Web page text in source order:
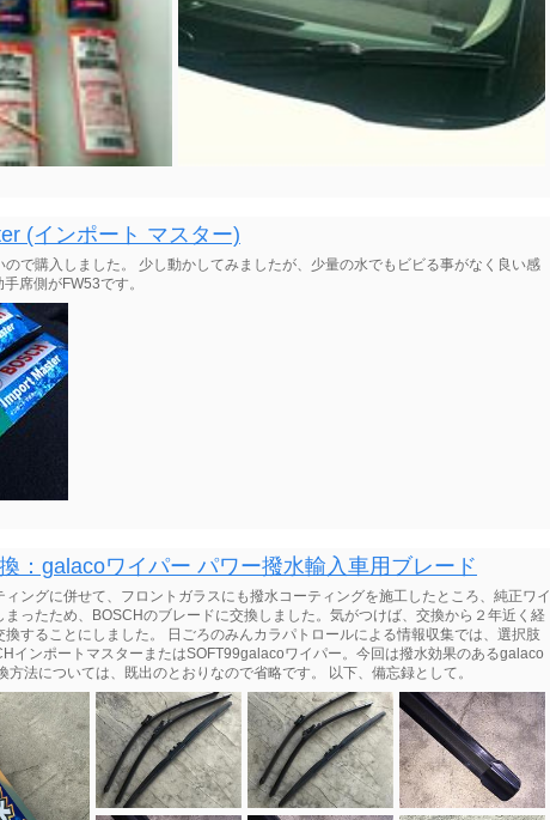
(インポート マスター)
で購入しました。 少し動かしてみましたが、少量の水でもビビる事がなく良い感
席側がFW53です。
：galacoワイパー パワー撥水輸入車用ブレード
ングに併せて、フロントガラスにも撥水コーティングを施工したところ、純正ワイ
ったため、BOSCHのブレードに交換しました。気がつけば、交換から２年近く経
することにしました。 日ごろのみんカラパトロールによる情報収集では、選択肢
インポートマスターまたはSOFT99galacoワイパー。今回は撥水効果のあるgalaco
方法については、既出のとおりなので省略です。 以下、備忘録として。